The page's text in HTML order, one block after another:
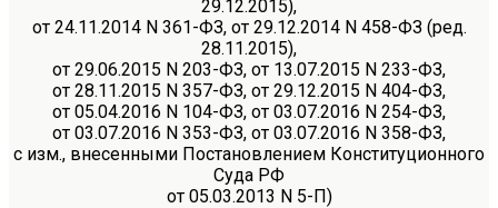
29.12.2015),
от 24.11.2014 N 361-ФЗ, от 29.12.2014 N 458-ФЗ (ред.
28.11.2015),
от 29.06.2015 N 203-ФЗ, от 13.07.2015 N 233-ФЗ,
от 28.11.2015 N 357-ФЗ, от 29.12.2015 N 404-ФЗ,
от 05.04.2016 N 104-ФЗ, от 03.07.2016 N 254-ФЗ,
от 03.07.2016 N 353-ФЗ, от 03.07.2016 N 358-ФЗ,
с изм., внесенными Постановлением Конституционного
Суда РФ
от 05.03.2013 N 5-П)